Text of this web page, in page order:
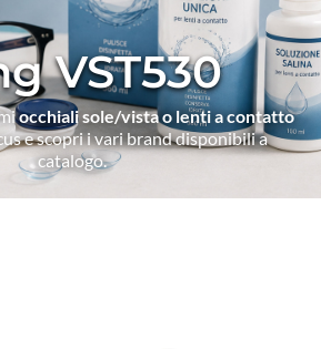
VST530
occhiali sole/vista o lenti a contatto
e scopri i vari brand disponibili a
catalogo.